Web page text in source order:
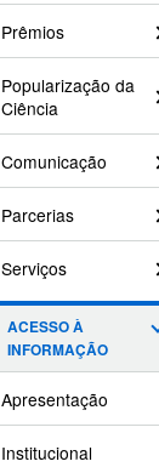
Prêmios
Popularização da
Ciência
Comunicação
Parcerias
Serviços
ACESSO À
INFORMAÇÃO
Apresentação
Institucional